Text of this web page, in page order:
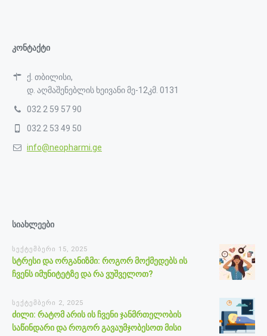
კონტაქტი
ქ. თბილისი,
დ. აღმაშენებლის ხეივანი მე-12კმ. 0131
032 2 59 57 90
032 2 53 49 50
info@neopharmi.ge
სიახლეები
სექტემბერი 15, 2025
სტრესი და ორგანიზმი: როგორ მოქმედებს ის
ჩვენს იმუნიტეტზე და რა ვუშველოთ?
სექტემბერი 2, 2025
ძილი: რატომ არის ის ჩვენი ჯანმრთელობის
საწინდარი და როგორ გავაუმჯობესოთ მისი